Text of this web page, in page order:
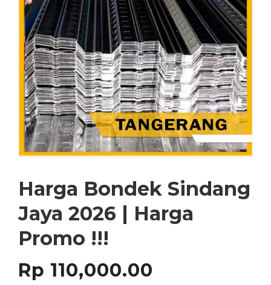
Harga Bondek Sindang
Jaya 2026 | Harga
Promo !!!
Rp 110,000.00